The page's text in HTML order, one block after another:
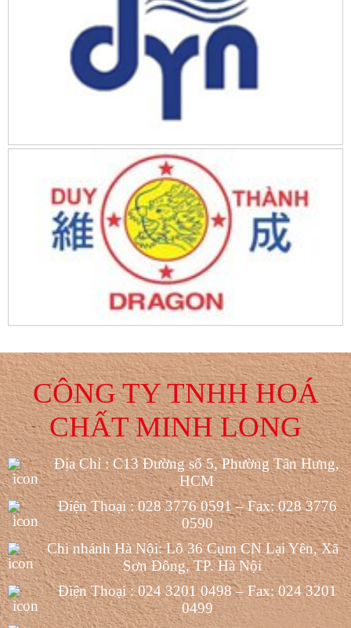
CÔNG TY TNHH HOÁ
CHẤT MINH LONG
Địa Chỉ : C13 Đường số 5, Phường Tân Hưng,
HCM
Điện Thoại : 028 3776 0591 – Fax: 028 3776
0590
Chi nhánh Hà Nội: Lô 36 Cụm CN Lại Yên, Xã
Sơn Đông, TP. Hà Nội
Điện Thoại : 024 3201 0498 – Fax: 024 3201
0499